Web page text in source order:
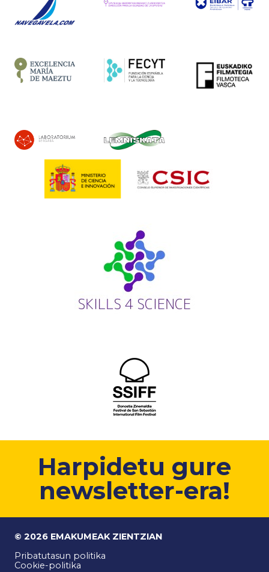
Harpidetu gure
newsletter-era!
© 2026 EMAKUMEAK ZIENTZIAN
Pribatutasun politika
Cookie-politika